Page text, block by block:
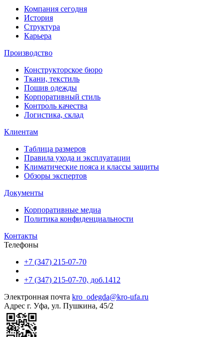
Компания сегодня
История
Структура
Карьера
Производство
Конструкторское бюро
Ткани, текстиль
Пошив одежды
Корпоративный стиль
Контроль качества
Логистика, склад
Клиентам
Таблица размеров
Правила ухода и эксплуатации
Климатические пояса и классы защиты
Обзоры экспертов
Документы
Корпоративные медиа
Политика конфиденциальности
Контакты
Телефоны
+7 (347) 215-07-70
+7 (347) 215-07-70, доб.1412
Электронная почта kro_odegda@kro-ufa.ru
Адрес г. Уфа, ул. Пушкина, 45/2